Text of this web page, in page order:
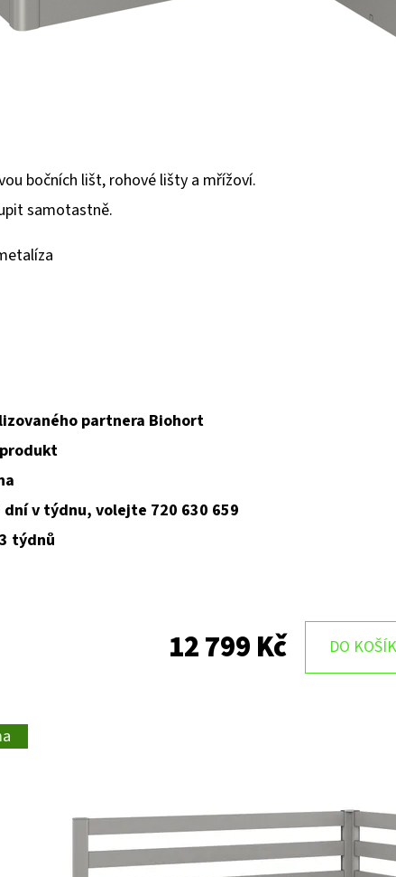
bočních lišt, rohové lišty a mřížoví.
samotastně.
partnera Biohort
dní v týdnu, volejte 720 630 659
týdnů
12 799 Kč DO